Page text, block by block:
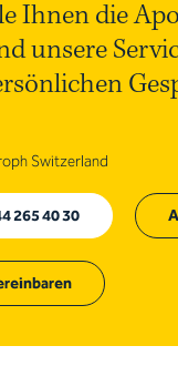
Ihnen die
unsere
Switzerland
265 40 30